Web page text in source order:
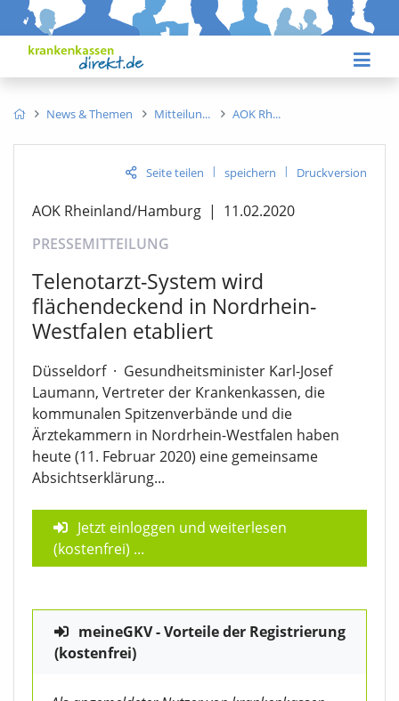
News & Themen Mitteilun AOK Rh
Seite teilen | speichern | Druckversion
AOK Rheinland/Hamburg | 11.02.2020
PRESSEMITTEILUNG
Telenotarzt-System wird
flächendeckend in Nordrhein-
Westfalen etabliert
Düsseldorf · Gesundheitsminister Karl-Josef
Laumann, Vertreter der Krankenkassen, die
kommunalen Spitzenverbände und die
Ärztekammern in Nordrhein-Westfalen haben
heute (11. Februar 2020) eine gemeinsame
Absichtserklärung...
Jetzt einloggen und weiterlesen
(kostenfrei) ...
meineGKV - Vorteile der Registrierung
(kostenfrei)